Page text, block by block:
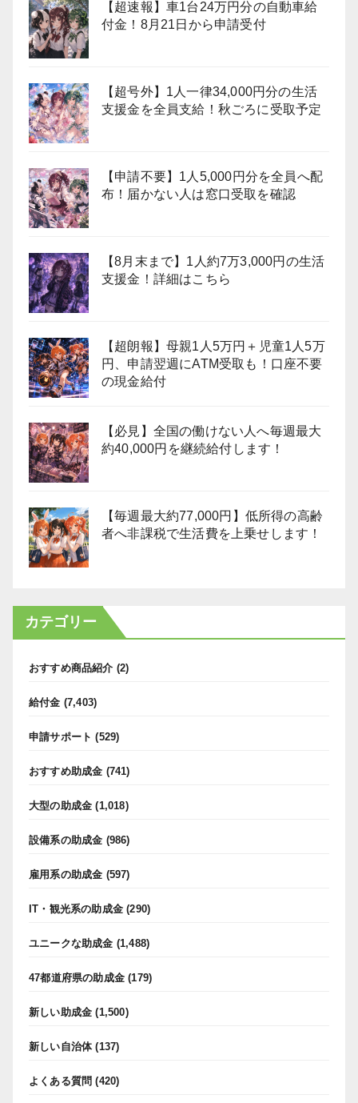
【超速報】車1台24万円分の自動車給
付金！8月21日から申請受付
【超号外】1人一律34,000円分の生活
支援金を全員支給！秋ごろに受取予定
【申請不要】1人5,000円分を全員へ配
布！届かない人は窓口受取を確認
【8月末まで】1人約7万3,000円の生活
支援金！詳細はこちら
【超朗報】母親1人5万円＋児童1人5万
円、申請翌週にATM受取も！口座不要
の現金給付
【必見】全国の働けない人へ毎週最大
約40,000円を継続給付します！
【毎週最大約77,000円】低所得の高齢
者へ非課税で生活費を上乗せします！
カテゴリー
おすすめ商品紹介 (2)
給付金 (7,403)
申請サポート (529)
おすすめ助成金 (741)
大型の助成金 (1,018)
設備系の助成金 (986)
雇用系の助成金 (597)
IT・観光系の助成金 (290)
ユニークな助成金 (1,488)
47都道府県の助成金 (179)
新しい助成金 (1,500)
新しい自治体(137)
よくある質問 (420)